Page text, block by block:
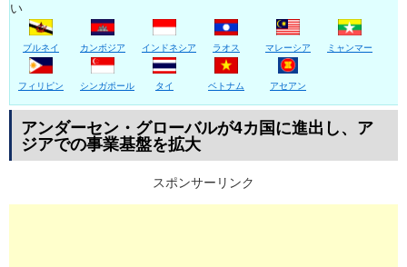
ツ
へ
ス
キ
ッ
い
ブルネイ カンボジア インドネシア ラオス マレーシア ミャンマー
フィリピン シンガポール タイ ベトナム アセアン
アンダーセン・グローバルが4カ国に進出し、ア
ジアでの事業基盤を拡大
スポンサーリンク